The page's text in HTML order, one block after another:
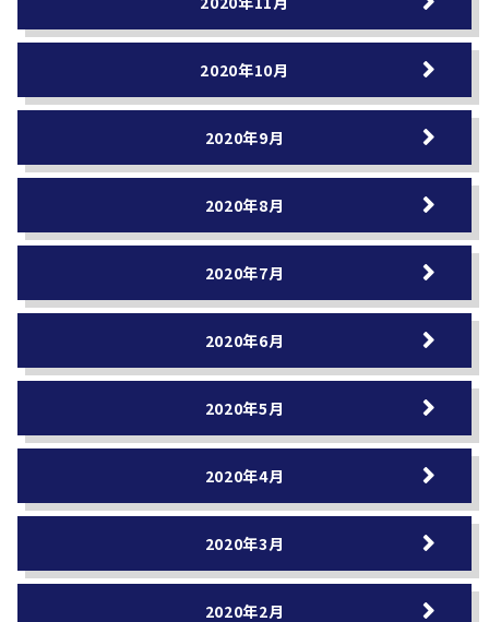
2020年10月
2020年9月
2020年8月
2020年7月
2020年6月
2020年5月
2020年4月
2020年3月
2020年2月